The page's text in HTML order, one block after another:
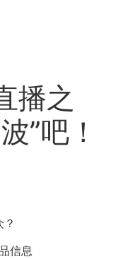
播之
”吧！
信息